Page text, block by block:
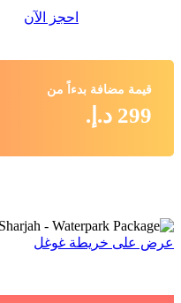
احجز الآن
قيمة مضافة بدءاً من
299 د.إ.
عرض على خريطة غوغل